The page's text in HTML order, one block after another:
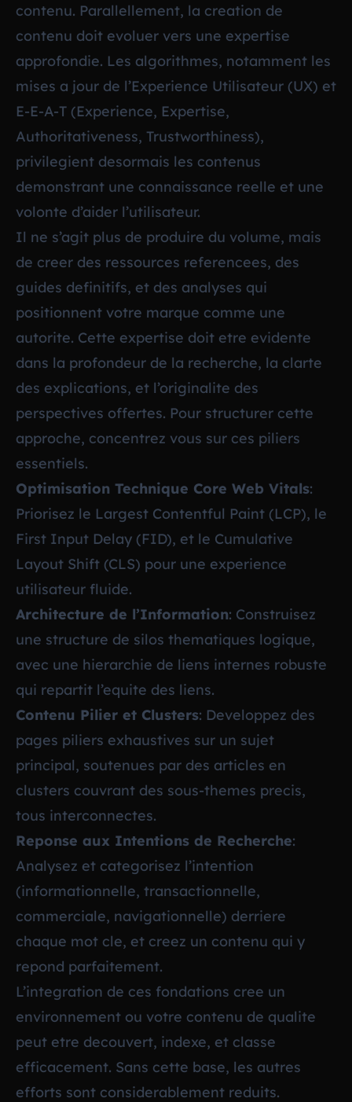
contenu. Parallellement, la creation de
contenu doit evoluer vers une expertise
approfondie. Les algorithmes, notamment les
mises a jour de l’Experience Utilisateur (UX) et
E-E-A-T (Experience, Expertise,
Authoritativeness, Trustworthiness),
privilegient desormais les contenus
demonstrant une connaissance reelle et une
volonte d’aider l’utilisateur.
Il ne s’agit plus de produire du volume, mais
de creer des ressources referencees, des
guides definitifs, et des analyses qui
positionnent votre marque comme une
autorite. Cette expertise doit etre evidente
dans la profondeur de la recherche, la clarte
des explications, et l’originalite des
perspectives offertes. Pour structurer cette
approche, concentrez vous sur ces piliers
essentiels.
Optimisation Technique Core Web Vitals:
Priorisez le Largest Contentful Paint (LCP), le
First Input Delay (FID), et le Cumulative
Layout Shift (CLS) pour une experience
utilisateur fluide.
Architecture de l’Information: Construisez
une structure de silos thematiques logique,
avec une hierarchie de liens internes robuste
qui repartit l’equite des liens.
Contenu Pilier et Clusters: Developpez des
pages piliers exhaustives sur un sujet
principal, soutenues par des articles en
clusters couvrant des sous-themes precis,
tous interconnectes.
Reponse aux Intentions de Recherche:
Analysez et categorisez l’intention
(informationnelle, transactionnelle,
commerciale, navigationnelle) derriere
chaque mot cle, et creez un contenu qui y
repond parfaitement.
L’integration de ces fondations cree un
environnement ou votre contenu de qualite
peut etre decouvert, indexe, et classe
efficacement. Sans cette base, les autres
efforts sont considerablement reduits.